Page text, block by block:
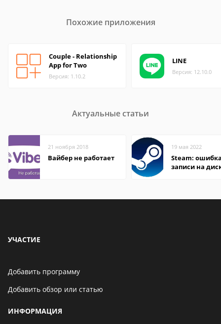
Похожие приложения
Couple - Relationship
App for Two
Версия: 1.10.2
LINE
Версия: 12.10.0
Актуальные статьи
21 ноября 2018
Вайбер не работает
19 мая 2022
Steam:
записи на
УЧАСТИЕ
Добавить программу
Добавить обзор или статью
ИНФОРМАЦИЯ